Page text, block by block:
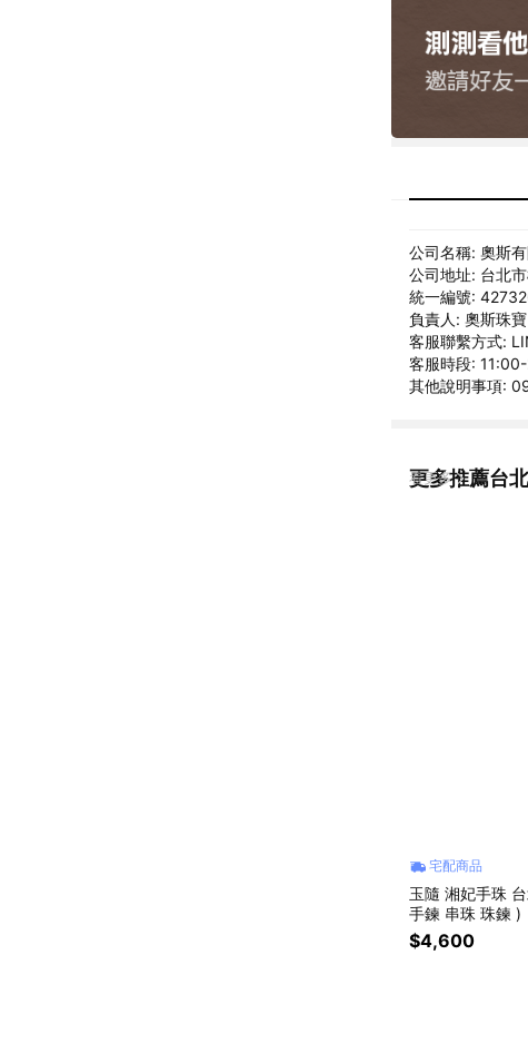
公司名稱: 奧斯
公司地址: 台北
統一編號:
負責人: 奧斯珠寶
客服聯繫方式:
客服時段:
其他說明事項:
更多推薦台
看更多
宅配商品
玉隨 湘妃手珠
手鍊 串珠 珠鍊 )
$4,600